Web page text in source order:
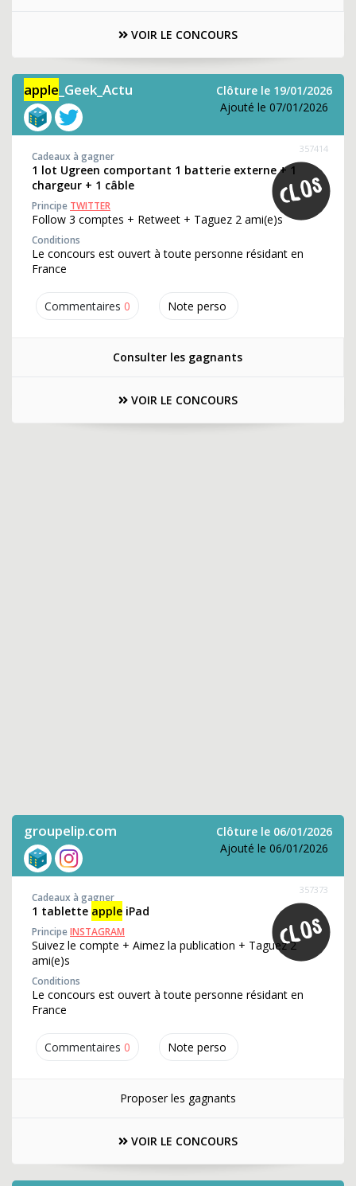
VOIR LE CONCOURS
apple _Geek_Actu
Clôture le 19/01/2026
Ajouté le 07/01/2026
Commentaires 0 Note perso
357414
Cadeaux à gagner
1 lot Ugreen comportant 1 batterie externe + 1
chargeur + 1 câble
Principe TWITTER
Follow 3 comptes + Retweet + Taguez 2 ami(e)s
Conditions
Le concours est ouvert à toute personne résidant en
France
Consulter les gagnants
VOIR LE CONCOURS
groupelip.com
Clôture le 06/01/2026
Ajouté le 06/01/2026
Commentaires 0 Note perso
357373
Cadeaux à gagner
1 tablette apple iPad
PrincipeINSTAGRAM
Suivez le compte + Aimez la publication + Taguez 2
ami(e)s
Conditions
Le concours est ouvert à toute personne résidant en
France
Proposer les gagnants
VOIR LE CONCOURS